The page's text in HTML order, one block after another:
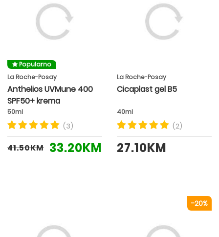
Popularno
La Roche-Posay
Anthelios UVMune 400
SPF50+ krema
50ml
(3)
41.50KM 33.20KM
La Roche-Posay
Cicaplast gel B5
40ml
(2)
27.10KM
-20%